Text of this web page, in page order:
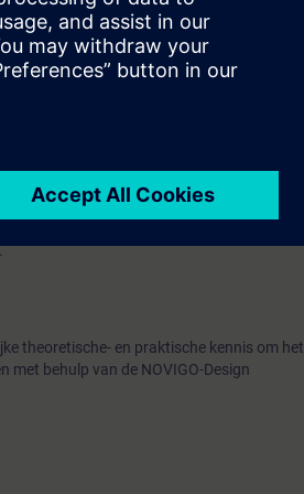
theoretische- en praktische kennis om het
met behulp van de NOVIGO-Design